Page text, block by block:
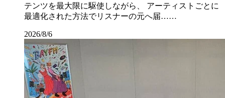
テンツを最大限に駆使しながら、 アーティストごとに
最適化された方法でリスナーの元へ届……
2026/8/6